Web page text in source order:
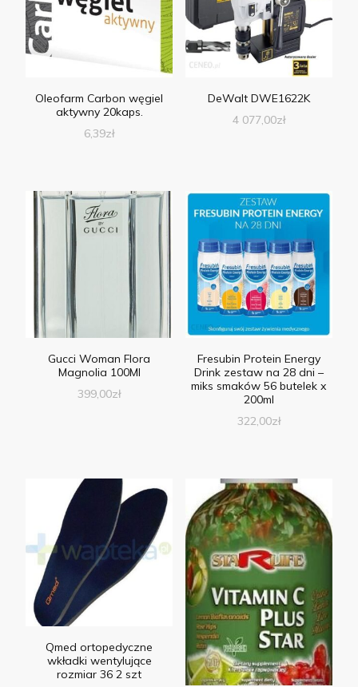
Oleofarm Carbon węgiel
aktywny 20kaps.
6,39zł
DeWalt DWE1622K
4 077,00zł
Gucci Woman Flora
Magnolia 100Ml
399,00zł
Fresubin Protein Energy
Drink zestaw na 28 dni –
miks smaków 56 butelek x
200ml
322,00zł
Qmed ortopedyczne
wkładki wentylujące
rozmiar 36 2 szt